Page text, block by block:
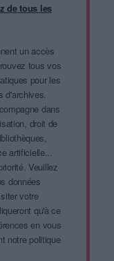
de tous les
un accès
tous vos
pour les
d'archives.
dans
droit de
artificielle...
Veuillez
données
votre
qu'à ce
en vous
notre politique